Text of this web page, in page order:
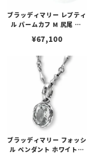
ブラッディマリー レプティ
ル パームカフ M 尻尾 w/
¥67,100
ブラッディマリー フォッシ
ル ペンダント ホワイトト